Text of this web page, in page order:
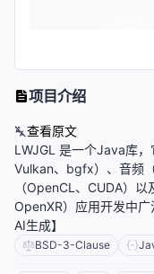
项目介绍
查看原文
LWJGL 是一个Java库，
Vulkan、bgfx）、音频
（OpenCL、CUDA）以
OpenXR）应用开发中
AI生成】
BSD-3-Clause